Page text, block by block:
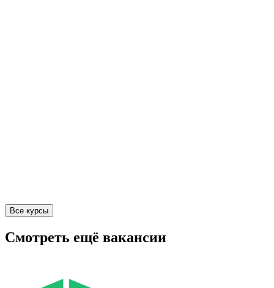
Все курсы
Смотреть ещё вакансии